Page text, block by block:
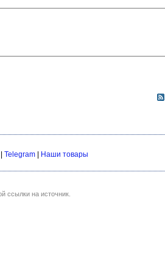
Telegram Наши товары
ссылки на источник.